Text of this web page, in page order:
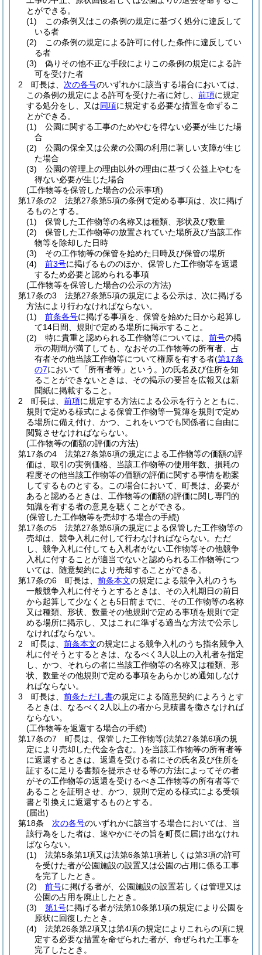
とができる。
(1)
この条例又はこの条例の規定に基づく処分に違反して
いる者
(2)
この条例の規定による許可に付した条件に違反してい
る者
(3)
偽りその他不正な手段によりこの条例の規定による許
可を受けた者
2
町長は、 次の各号のいずれかに該当する場合においては、
この条例の規定による許可を受けた者に対し、 前項に規定
する処分をし、又は同項に規定する必要な措置を命ずるこ
とができる。
(1)
公園に関する工事のためやむを得ない必要が生じた場
合
(2)
公園の保全又は公衆の公園の利用に著しい支障が生じ
た場合
(3)
公園の管理上の理由以外の理由に基づく公益上やむを
得ない必要が生じた場合
(工作物等を保管した場合の公示事項)
第17条の2
法第27条第5項の条例で定める事項は、次に掲げ
るものとする。
(1)
保管した工作物等の名称又は種類、形状及び数量
(2)
保管した工作物等の放置されていた場所及び当該工作
物等を除却した日時
(3)
その工作物等の保管を始めた日時及び保管の場所
(4)
前3号に掲げるもののほか、保管した工作物等を返還
するため必要と認められる事項
(工作物等を保管した場合の公示の方法)
第17条の3
法第27条第5項の規定による公示は、次に掲げる
方法により行わなければならない。
(1)
前条各号に掲げる事項を、保管を始めた日から起算し
て14日間、規則で定める場所に掲示すること。
(2)
特に貴重と認められる工作物等については、 前号の掲
示の期間が満了しても、なおその工作物等の所有者、占
有者その他当該工作物等について権原を有する者(第17条
の7において「所有者等」という。)の氏名及び住所を知
ることができないときは、その掲示の要旨を広報又は新
聞紙に掲載すること。
2
町長は、 前項に規定する方法による公示を行うとともに、
規則で定める様式による保管工作物等一覧簿を規則で定め
る場所に備え付け、かつ、これをいつでも関係者に自由に
閲覧させなければならない。
(工作物等の価額の評価の方法)
第17条の4
法第27条第6項の規定による工作物等の価額の評
価は、取引の実例価格、当該工作物等の使用年数、損耗の
程度その他当該工作物等の価額の評価に関する事情を勘案
してするものとする。
この場合において、町長は、必要が
あると認めるときは、工作物等の価額の評価に関し専門的
知識を有する者の意見を聴くことができる。
(保管した工作物等を売却する場合の手続)
第17条の5
法第27条第6項の規定による保管した工作物等の
売却は、競争入札に付して行わなければならない。 ただ
し、競争入札に付しても入札者がない工作物等その他競争
入札に付することが適当でないと認められる工作物等につ
いては、随意契約により売却することができる。
第17条の6
町長は、 前条本文の規定による競争入札のうち
一般競争入札に付そうとするときは、その入札期日の前日
から起算して少なくとも5日前までに、その工作物等の名称
又は種類、形状、数量その他規則で定める事項を規則で定
める場所に掲示し、又はこれに準ずる適当な方法で公示し
なければならない。
2
町長は、 前条本文の規定による競争入札のうち指名競争入
札に付そうとするときは、なるべく3人以上の入札者を指定
し、かつ、それらの者に当該工作物等の名称又は種類、形
状、数量その他規則で定める事項をあらかじめ通知しなけ
ればならない。
3
町長は、 前条ただし書の規定による随意契約によろうとす
るときは、なるべく2人以上の者から見積書を徴さなければ
ならない。
(工作物等を返還する場合の手続)
第17条の7
町長は、保管した工作物等(法第27条第6項の規
定により売却した代金を含む。)を当該工作物等の所有者等
に返還するときは、返還を受ける者にその氏名及び住所を
証するに足りる書類を提示させる等の方法によってその者
がその工作物等の返還を受けるべき工作物等の所有者等で
あることを証明させ、かつ、規則で定める様式による受領
書と引換えに返還するものとする。
(届出)
第18条
次の各号のいずれかに該当する場合においては、当
該行為をした者は、速やかにその旨を町長に届け出なけれ
ばならない。
(1)
法第5条第1項又は法第6条第1項若しくは第3項の許可
を受けた者が公園施設の設置又は公園の占用に係る工事
を完了したとき。
(2)
前号に掲げる者が、公園施設の設置若しくは管理又は
公園の占用を廃止したとき。
(3)
第1号に掲げる者が法第10条第1項の規定により公園を
原状に回復したとき。
(4)
法第26条第2項又は第4項の規定によりこれらの項に規
定する必要な措置を命ぜられた者が、命ぜられた工事を
完了したとき。